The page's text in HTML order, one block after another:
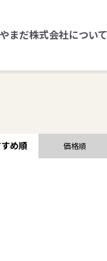
やまだ株式会社について
め順 価格順